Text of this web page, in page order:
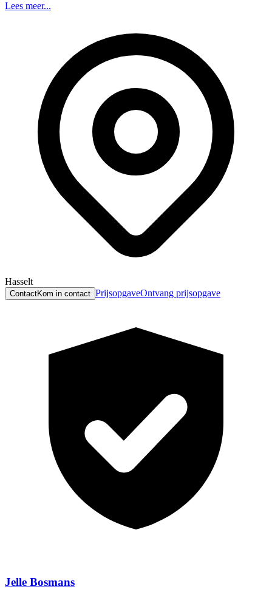
Lees meer...
Hasselt
ContactKom in contact PrijsopgaveOntvang prijsopgave
Jelle Bosmans